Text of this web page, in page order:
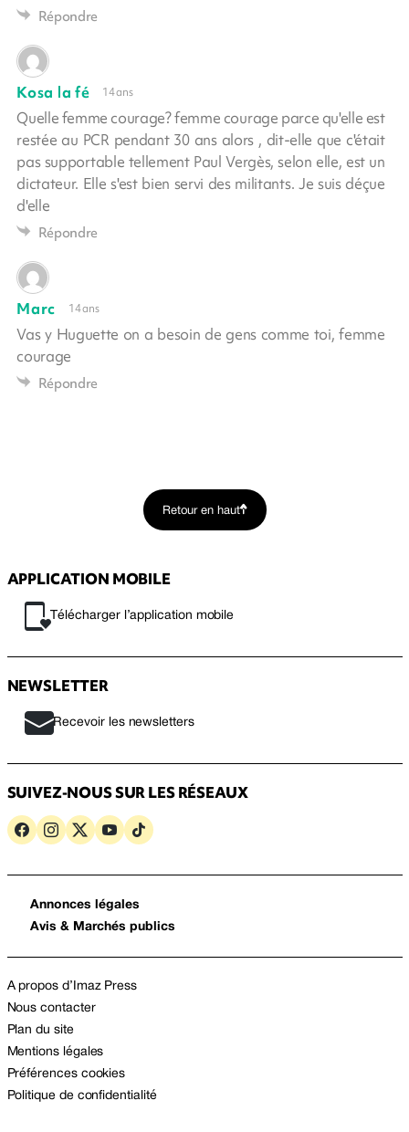
Répondre
Kosa la fé 14 ans
Quelle femme courage? femme courage parce qu'elle est
restée au PCR pendant 30 ans alors , dit-elle que c'était
pas supportable tellement Paul Vergès, selon elle, est un
dictateur. Elle s'est bien servi des militants. Je suis déçue
d'elle
Répondre
Marc 14 ans
Vas y Huguette on a besoin de gens comme toi, femme
courage
Répondre
Retour en haut
APPLICATION MOBILE
Télécharger l’application mobile
NEWSLETTER
Recevoir les newsletters
SUIVEZ-NOUS SUR LES RÉSEAUX
Annonces légales
Avis & Marchés publics
A propos d’Imaz Press
Nous contacter
Plan du site
Mentions légales
Préférences cookies
Politique de confidentialité